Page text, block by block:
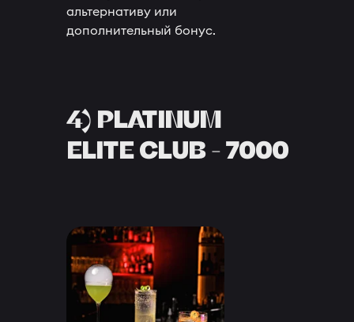
альтернативу или
дополнительный бонус.
4) PLATINUM
ELITE CLUB - 7000